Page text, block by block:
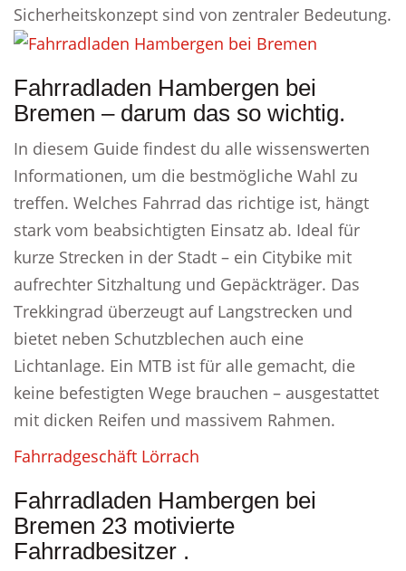
Sicherheitskonzept sind von zentraler Bedeutung.
Fahrradladen Hambergen bei
Bremen – darum das so wichtig.
In diesem Guide findest du alle wissenswerten
Informationen, um die bestmögliche Wahl zu
treffen. Welches Fahrrad das richtige ist, hängt
stark vom beabsichtigten Einsatz ab. Ideal für
kurze Strecken in der Stadt – ein Citybike mit
aufrechter Sitzhaltung und Gepäckträger. Das
Trekkingrad überzeugt auf Langstrecken und
bietet neben Schutzblechen auch eine
Lichtanlage. Ein MTB ist für alle gemacht, die
keine befestigten Wege brauchen – ausgestattet
mit dicken Reifen und massivem Rahmen.
Fahrradgeschäft Lörrach
Fahrradladen Hambergen bei
Bremen 23 motivierte
Fahrradbesitzer .